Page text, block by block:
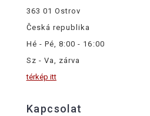
363 01 Ostrov
Česká republika
Hé - Pé, 8:00 - 16:00
Sz - Va, zárva
térkép itt
Kapcsolat